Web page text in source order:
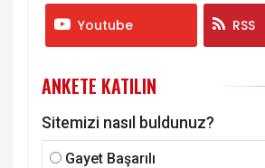
Youtube RSS
ANKETE KATILIN
Sitemizi nasıl buldunuz?
Gayet Başarılı